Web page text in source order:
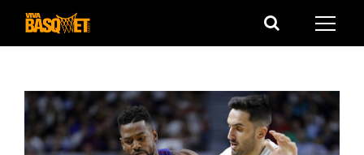
Saltar